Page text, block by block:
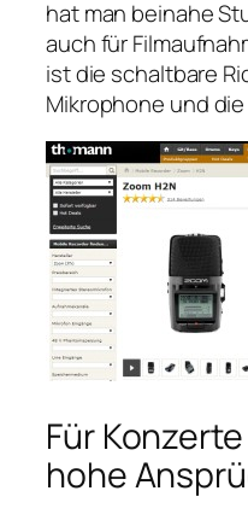
hat man beinahe
auch für
ist die schaltbare
Mikrophone und
Für
hohe